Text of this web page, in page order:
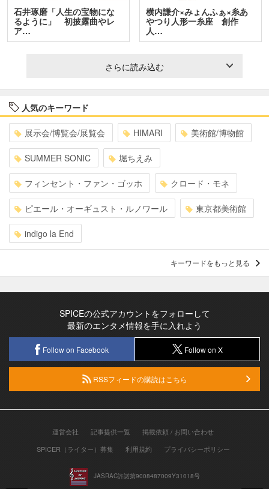
石井琢磨「人生の宝物にな
るように」 初披露曲やレ
ア…
横内謙介×みょんふぁ×糸あ
やつり人形一糸座 創作
人…
さらに読み込む
人気のキーワード
展示会/博覧会/展覧会 HIMARI 美術館/博物館
SUMMER SONIC 堀ちえみ
フィンセント・ファン・ゴッホ クロード・モネ
ピエール・オーギュスト・ルノワール 東京都美術館
indigo la End
キーワードをもっと見る
SPICEの公式アカウントをフォローして
最新のエンタメ情報を手に入れよう
Follow on Facebook Follow on X
RSSフィードの購読はこちら
運営会社 記事提供一覧
掲載依頼 / お問い合わせ
SPICER（ライター）募集
利用規約 プライバシーポリシー
JASRAC許諾第9008487009Y31018号